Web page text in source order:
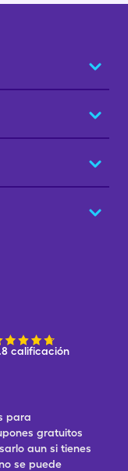
calificación
para
gratuitos
aun si tienes
se puede